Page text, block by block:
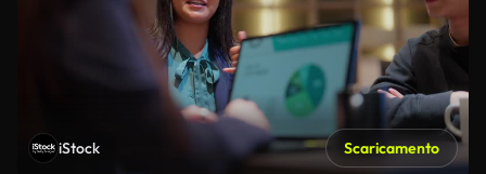
iStock Scaricamento